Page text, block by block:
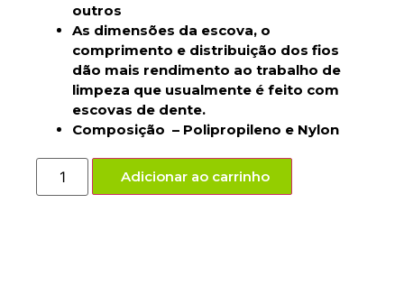
outros
As dimensões da escova, o
comprimento e distribuição dos fios
dão mais rendimento ao trabalho de
limpeza que usualmente é feito com
escovas de dente.
Composição – Polipropileno e Nylon
Adicionar ao carrinho